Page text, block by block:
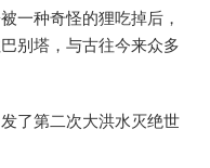
一种奇怪的狸吃掉后，
别塔，与古往今来众多
了第二次大洪水灭绝世